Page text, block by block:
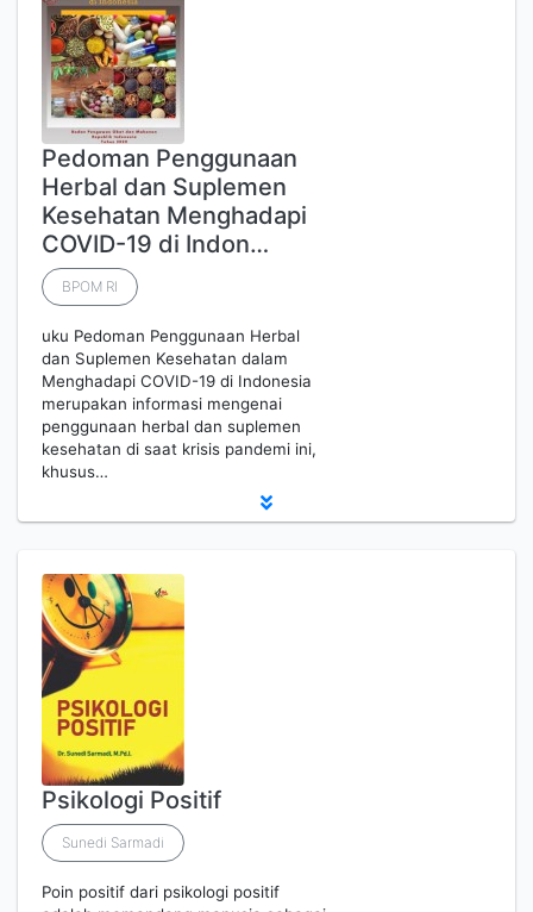
Pedoman Penggunaan
Herbal dan Suplemen
Kesehatan Menghadapi
COVID-19 di Indon…
BPOM RI
uku Pedoman Penggunaan Herbal
dan Suplemen Kesehatan dalam
Menghadapi COVID-19 di Indonesia
merupakan informasi mengenai
penggunaan herbal dan suplemen
kesehatan di saat krisis pandemi ini,
khusus…
Psikologi Positif
Sunedi Sarmadi
Poin positif dari psikologi positif